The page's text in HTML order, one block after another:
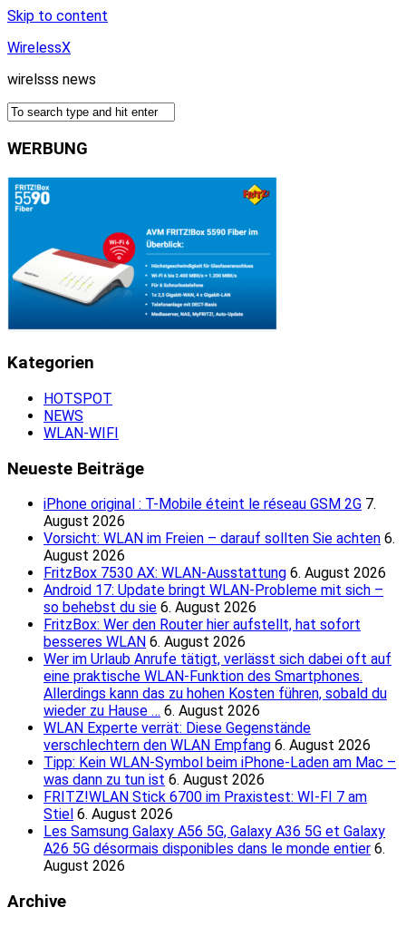
Skip to content
WirelessX
wirelsss news
WERBUNG
Kategorien
HOTSPOT
NEWS
WLAN-WIFI
Neueste Beiträge
iPhone original : T-Mobile éteint le réseau GSM 2G 7.
August 2026
Vorsicht: WLAN im Freien – darauf sollten Sie achten 6.
August 2026
FritzBox 7530 AX: WLAN-Ausstattung 6. August 2026
Android 17: Update bringt WLAN-Probleme mit sich –
so behebst du sie 6. August 2026
FritzBox: Wer den Router hier aufstellt, hat sofort
besseres WLAN 6. August 2026
Wer im Urlaub Anrufe tätigt, verlässt sich dabei oft auf
eine praktische WLAN-Funktion des Smartphones.
Allerdings kann das zu hohen Kosten führen, sobald du
wieder zu Hause … 6. August 2026
WLAN Experte verrät: Diese Gegenstände
verschlechtern den WLAN Empfang 6. August 2026
Tipp: Kein WLAN-Symbol beim iPhone-Laden am Mac –
was dann zu tun ist 6. August 2026
FRITZ!WLAN Stick 6700 im Praxistest: WI-FI 7 am
Stiel 6. August 2026
Les Samsung Galaxy A56 5G, Galaxy A36 5G et Galaxy
A26 5G désormais disponibles dans le monde entier 6.
August 2026
Archive